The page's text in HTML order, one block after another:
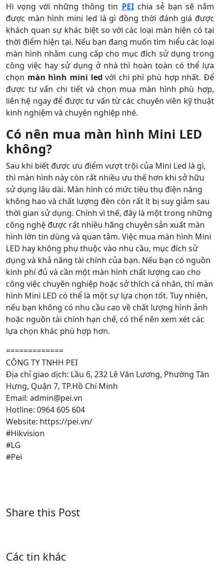
Hi vọng với những thông tin PEIchia sẻ bạn sẽ nắm
được màn hình mini led là gì đồng thời đánh giá được
khách quan sự khác biệt so với các loại màn hiện có tại
thời điểm hiện tại. Nếu bạn đang muốn tìm hiểu các loại
màn hình nhằm cung cấp cho mục đích sử dụng trong
công việc hay sử dụng ở nhà thì hoàn toàn có thể lựa
chọn màn hình mini led với chi phí phù hợp nhất. Để
được tư vấn chi tiết và chọn mua màn hình phù hợp,
liên hệ ngay để được tư vấn từ các chuyên viên kỹ thuật
kinh nghiệm và chuyên nghiệp nhé.
Có nên mua màn hình Mini LED
không?
Sau khi biết được ưu điểm vượt trội của Mini Led là gì,
thì màn hình này còn rất nhiều ưu thế hơn khi sở hữu
sử dụng lâu dài. Màn hình có mức tiêu thụ điện năng
không hao và chất lượng đèn còn rất ít bị suy giảm sau
thời gian sử dụng. Chính vì thế, đây là một trong những
công nghệ được rất nhiều hãng chuyên sản xuất màn
hình lớn tin dùng và quan tâm. Việc mua màn hình Mini
LED hay không phụ thuộc vào nhu cầu, mục đích sử
dụng và khả năng tài chính của bạn. Nếu bạn có nguồn
kinh phí đủ và cần một màn hình chất lượng cao cho
công việc chuyên nghiệp hoặc sở thích cá nhân, thì màn
hình Mini LED có thể là một sự lựa chọn tốt. Tuy nhiên,
nếu bạn không có nhu cầu cao về chất lượng hình ảnh
hoặc nguồn tài chính hạn chế, có thể nên xem xét các
lựa chọn khác phù hợp hơn.
=============
CÔNG TY TNHH PEI
Địa chỉ giao dịch: Lầu 6, 232 Lê Văn Lương, Phường Tân
Hưng, Quận 7, TP.Hồ Chí Minh
Email: admin@pei.vn
Hotline: 0964 605 604
Website: https://pei.vn/
#Hikvision
#LG
#Pei
Share this Post
Các tin khác